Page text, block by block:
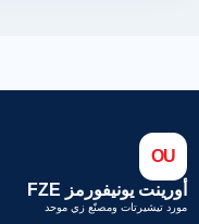
OU
أورينت يونيفورمز FZE
مورد تيشيرتات ومصنّع زي موحد